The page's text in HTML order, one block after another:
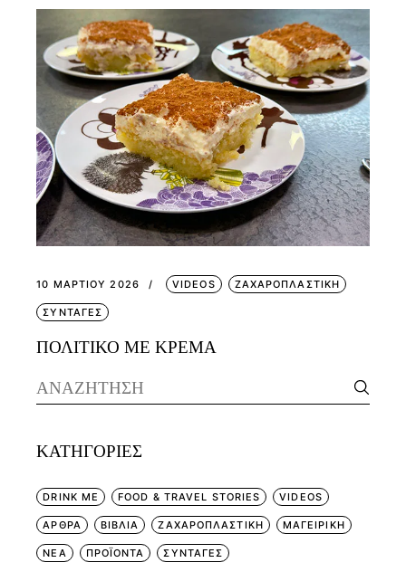
10 ΜΑΡΤΊΟΥ 2026 VIDEOS ΖΑΧΑΡΟΠΛΑΣΤΙΚΗ
ΣΥΝΤΑΓΕΣ
ΠΟΛΙΤΙΚΟ ΜΕ ΚΡΕΜΑ
Search
for:
KΑΤΗΓΟΡΊΕΣ
DRINK ME FOOD & TRAVEL STORIES VIDEOS
ΑΡΘΡΑ ΒΙΒΛΙΑ ΖΑΧΑΡΟΠΛΑΣΤΙΚΗ ΜΑΓΕΙΡΙΚΗ
ΝΕΑ ΠΡΟΪΟΝΤΑ ΣΥΝΤΑΓΕΣ